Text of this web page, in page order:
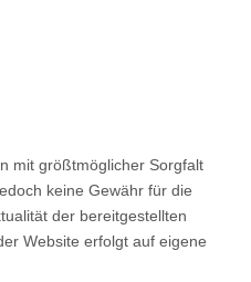
mit größtmöglicher Sorgfalt
keine Gewähr für die
der bereitgestellten
Website erfolgt auf eigene